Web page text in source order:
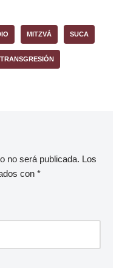
MITZVÁ SUCA
TRANSGRESIÓN
no será publicada. Los
con *